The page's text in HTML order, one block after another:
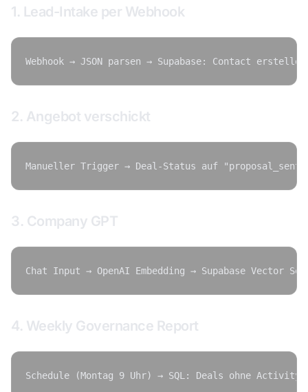
1. Lead-Intake per Webhook
2. Angebot verschickt
3. Company GPT
4. Weekly Governance Report